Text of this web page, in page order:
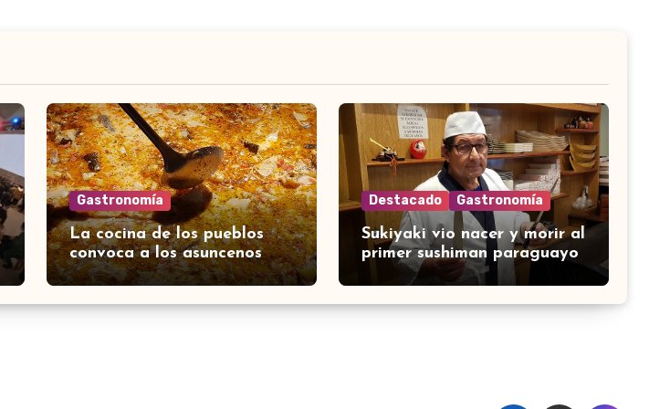
Gastronomía
La cocina de los pueblos
convoca a los asuncenos
Destacado Gastronomía
Sukiyaki vio nacer y morir al
primer sushiman paraguayo